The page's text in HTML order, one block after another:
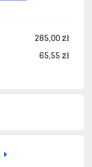
285,00 zł
65,55 zł